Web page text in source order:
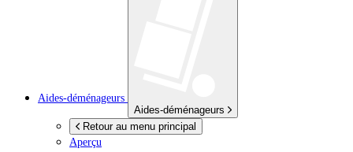
Aides-déménageurs
Aides-déménageurs
Retour au menu principal
Aperçu